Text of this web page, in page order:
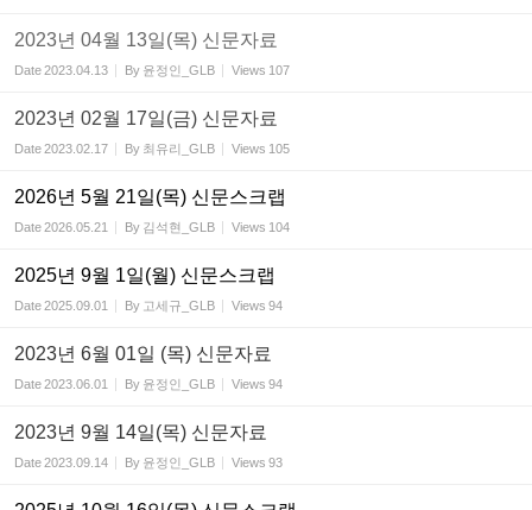
2023년 04월 13일(목) 신문자료
Date2023.04.13 By 윤정인_GLB Views 107
2023년 02월 17일(금) 신문자료
Date2023.02.17 By 최유리_GLB Views 105
2026년 5월 21일(목) 신문스크랩
Date2026.05.21 By 김석현_GLB Views 104
2025년 9월 1일(월) 신문스크랩
Date2025.09.01 By 고세규_GLB Views 94
2023년 6월 01일 (목) 신문자료
Date2023.06.01 By 윤정인_GLB Views 94
2023년 9월 14일(목) 신문자료
Date2023.09.14 By 윤정인_GLB Views 93